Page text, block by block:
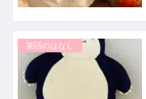
英語のはなし